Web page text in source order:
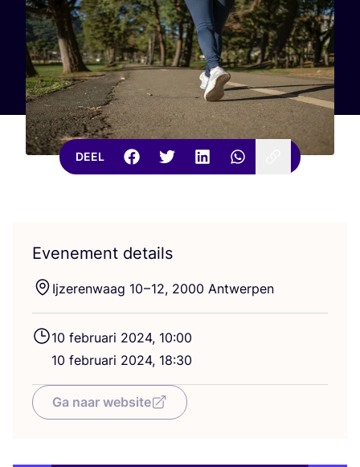
DEEL
Evenement details
Ijze­ren­waag 10–12, 2000 Antwerpen
10 febru­a­ri 2024, 10:00
10 febru­a­ri 2024, 18:30
Ga naar website